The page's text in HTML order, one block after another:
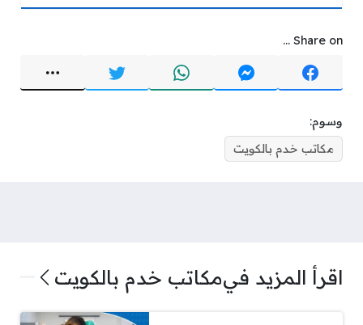
Share on ...
وسوم:
مكاتب خدم بالكويت
اقرأ المزيد فيمكاتب خدم بالكويت